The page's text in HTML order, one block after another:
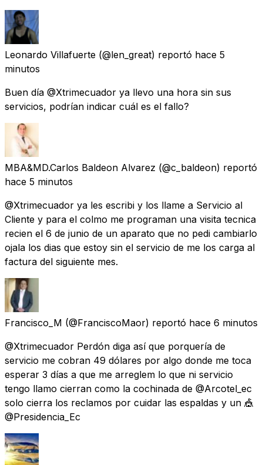
Leonardo Villafuerte (@len_great) reportó hace 5
minutos
Buen día @Xtrimecuador ya llevo una hora sin sus
servicios, podrían indicar cuál es el fallo?
MBA&MD.Carlos Baldeon Alvarez (@c_baldeon) reportó
hace 5 minutos
@Xtrimecuador ya les escribi y los llame a Servicio al
Cliente y para el colmo me programan una visita tecnica
recien el 6 de junio de un aparato que no pedi cambiarlo
ojala los dias que estoy sin el servicio de me los carga al
factura del siguiente mes.
Francisco_M (@FranciscoMaor) reportó hace 6 minutos
@Xtrimecuador Perdón diga así que porquería de
servicio me cobran 49 dólares por algo donde me toca
esperar 3 días a que me arreglem lo que ni servicio
tengo llamo cierran como la cochinada de @Arcotel_ec
solo cierra los reclamos por cuidar las espaldas y un 🎪
@Presidencia_Ec